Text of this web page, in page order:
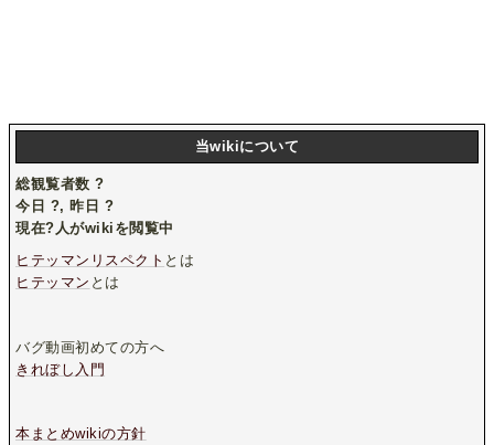
当wikiについて
総観覧者数?
今日 ?, 昨日 ?
現在?人がwikiを閲覧中
ヒテッマンリスペクト とは
ヒテッマン とは
バグ動画初めての方へ
きれぼし入門
本まとめwikiの方針